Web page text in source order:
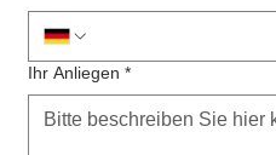
Ihr Anliegen *